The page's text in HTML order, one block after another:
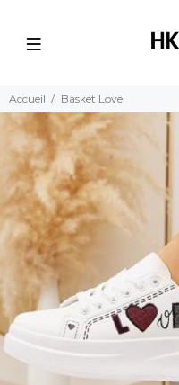
Accueil Basket Love